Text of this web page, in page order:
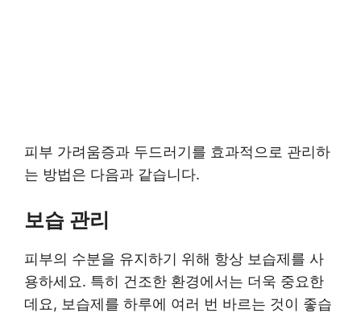
피부 가려움증과 두드러기를 효과적으로 관리하
는 방법은 다음과 같습니다.
보습 관리
피부의 수분을 유지하기 위해 항상 보습제를 사
용하세요. 특히 건조한 환경에서는 더욱 중요한
데요, 보습제를 하루에 여러 번 바르는 것이 좋습